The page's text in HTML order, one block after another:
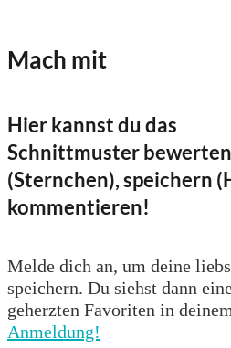
Mach mit
Hier kannst du das
Schnittmuster bewerten
(Sternchen), speichern
kommentieren!
Melde dich an, um deine
speichern. Du siehst dann
geherzten Favoriten in
Anmeldung!